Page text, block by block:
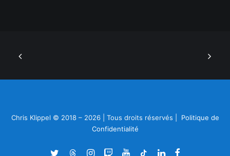
Chris Klippel © 2018 – 2026 | Tous droits réservés | Politique de
Confidentialité